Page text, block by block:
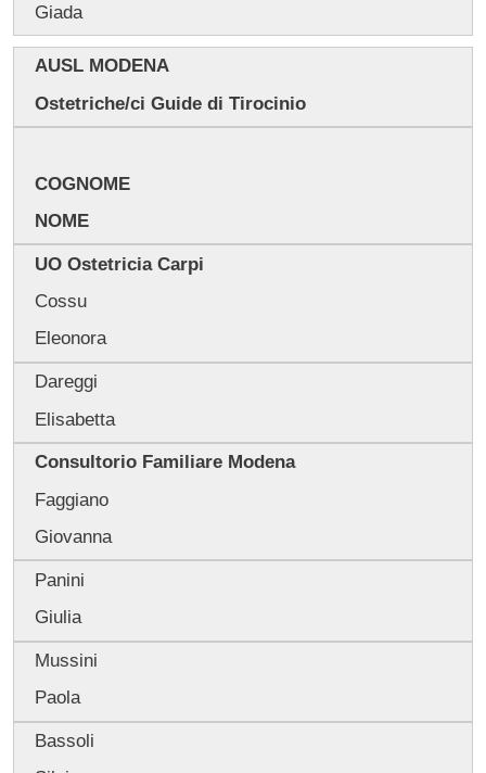
Giada
AUSL MODENA
Ostetriche/ci Guide di Tirocinio
COGNOME
NOME
UO Ostetricia Carpi
Cossu
Eleonora
Dareggi
Elisabetta
Consultorio Familiare Modena
Faggiano
Giovanna
Panini
Giulia
Mussini
Paola
Bassoli